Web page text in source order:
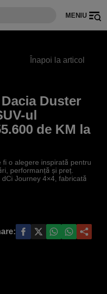
MENIU
Înapoi la articol
Duster
ul
de KM la
fi o alegere inspirată pentru
performanță și preț.
Journey 4×4, fabricată